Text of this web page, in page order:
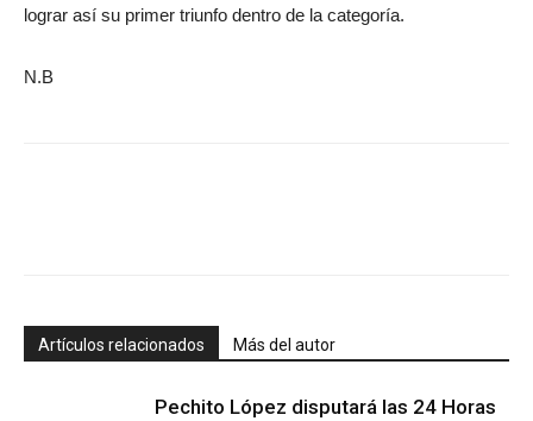
lograr así su primer triunfo dentro de la categoría.
N.B
Artículos relacionados Más del autor
Pechito López disputará las 24 Horas